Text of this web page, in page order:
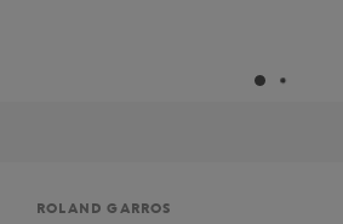
Marque
ROLAND GARROS